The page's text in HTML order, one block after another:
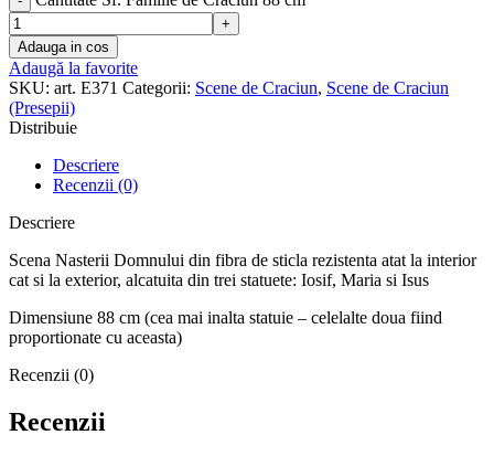
Adauga in cos
Adaugă la favorite
SKU: art. E371 Categorii: Scene de Craciun, Scene de Craciun
(Presepii)
Distribuie
Descriere
Recenzii (0)
Descriere
Scena Nasterii Domnului din fibra de sticla rezistenta atat la interior
cat si la exterior, alcatuita din trei statuete: Iosif, Maria si Isus
Dimensiune 88 cm (cea mai inalta statuie – celelalte doua fiind
proportionate cu aceasta)
Recenzii (0)
Recenzii